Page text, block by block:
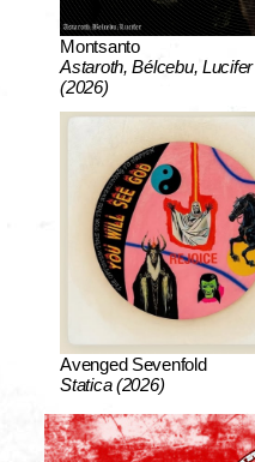
Montsanto
Astaroth, Bélcebu, Lucifer
(2026)
Avenged Sevenfold
Statica (2026)